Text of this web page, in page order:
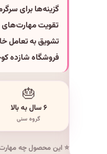
گزینه‌ها برای
تقویت مهارت‌های
تشویق به تعامل
فروشگاه شازده
🎂
۶ سال به بالا
گروه سنی
⭐ این محصول چه